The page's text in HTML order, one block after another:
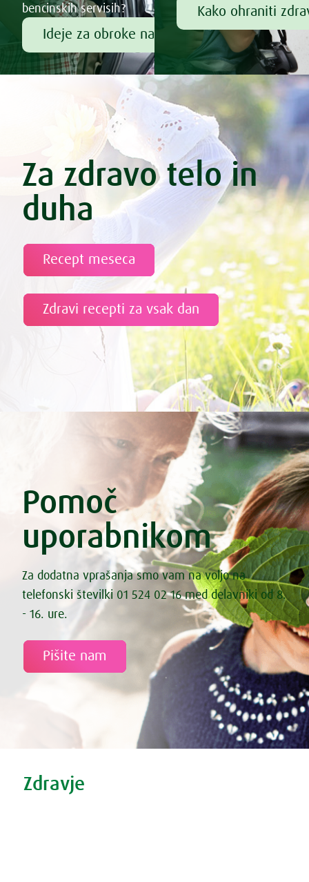
bencinskih servisih?
Ideje za obroke na poti
Kako ohraniti
Za zdravo telo in
duha
Recept meseca
Zdravi recepti za vsak dan
Pomoč
uporabnikom
Za dodatna vprašanja smo vam na voljo na
telefonski številki 01 524 02 16 med delavniki od 8.
- 16. ure.
Pišite nam
Zdravje